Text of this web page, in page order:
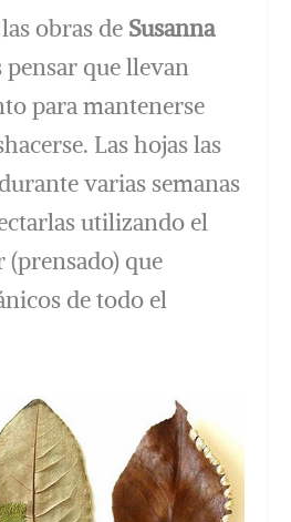
obras de Susanna
que llevan
para mantenerse
Las hojas las
varias semanas
utilizando el
(prensado) que
de todo el